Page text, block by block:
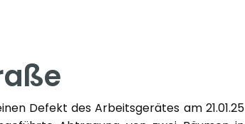
Defekt des Arbeitsgerätes am 21.01.25